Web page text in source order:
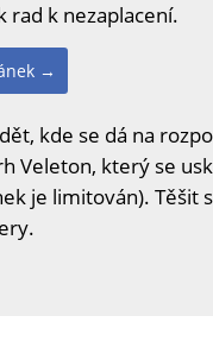
rad k nezaplacení.
→
kde se dá na
Veleton, který se
je limitován). Těšit